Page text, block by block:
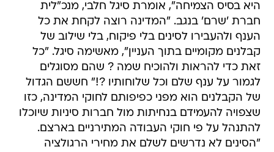
היא בסיס הצמיחה", אומרת סיגל חלבי, מנכ"לית
חברת 'שרם' בנגב. "המדינה רוצה לקחת את כל
הענף ולהעבירו לסינים בלי פיקוח, בלי שילוב של
קבלנים מקומיים בתוך העניין", מאשימה סיגל. "כל
זאת כדי להראות ולהוכיח שמה ? שהם מסוגלים
לגמור על ענף שלם וכל שלוחותיו ?!" חששם הגדול
של הקבלנים הוא מפני כפיפותם לחוקי המדינה, כזו
שצפויה להעמידם בנחיתות מול חברות סיניות שיוכלו
להתנהל על פי חוקי העבודה המתירניים בארצם.
"הסינים לא נדרשים לשלם את מחירי הרגולציה